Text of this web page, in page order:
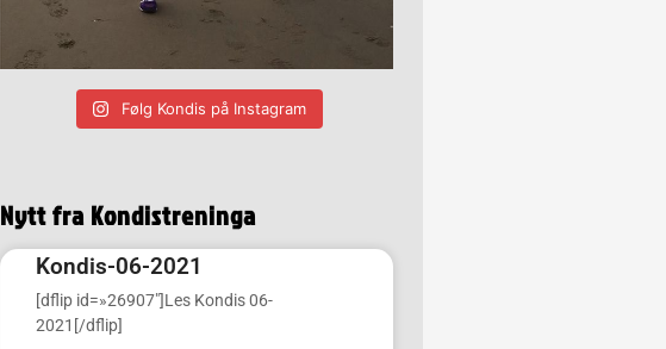
Følg Kondis på Instagram
Nytt fra Kondistreninga
Kondis-06-2021
[dflip id=»26907″]Les Kondis 06-
2021[/dflip]